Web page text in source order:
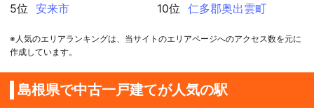
5位
安来市
10位
仁多郡奥出雲町
※人気のエリアランキングは、当サイトのエリアページへのアクセス数を元に
作成しています。
島根県で中古一戸建てが人気の駅